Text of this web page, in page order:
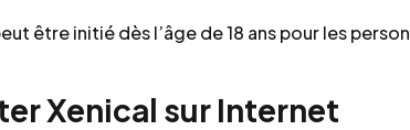
être initié dès l’âge de 18 ans pour les
Xenical sur Internet